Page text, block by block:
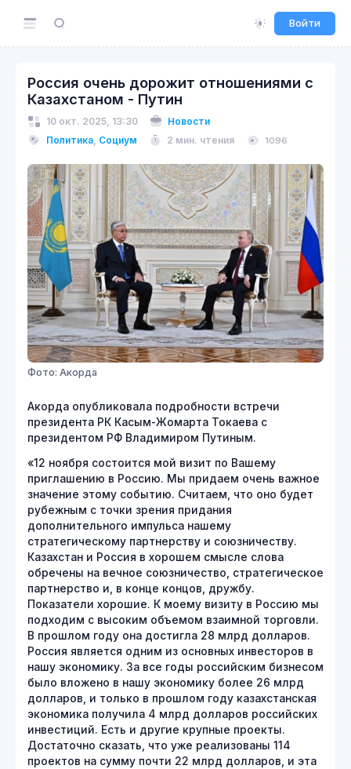
Войти
Россия очень дорожит отношениями с
Казахстаном - Путин
10 окт. 2025, 13:30
Новости
Политика, Социум 2 мин. чтения 1096
Фото: Акорда
Акорда опубликовала подробности встречи
президента РК Касым-Жомарта Токаева с
президентом РФ Владимиром Путиным.
«12 ноября состоится мой визит по Вашему
приглашению в Россию. Мы придаем очень важное
значение этому событию. Считаем, что оно будет
рубежным с точки зрения придания
дополнительного импульса нашему
стратегическому партнерству и союзничеству.
Казахстан и Россия в хорошем смысле слова
обречены на вечное союзничество, стратегическое
партнерство и, в конце концов, дружбу.
Показатели хорошие. К моему визиту в Россию мы
подходим с высоким объемом взаимной торговли.
В прошлом году она достигла 28 млрд долларов.
Россия является одним из основных инвесторов в
нашу экономику. За все годы российским бизнесом
было вложено в нашу экономику более 26 млрд
долларов, и только в прошлом году казахстанская
экономика получила 4 млрд долларов российских
инвестиций. Есть и другие крупные проекты.
Достаточно сказать, что уже реализованы 114
проектов на сумму почти 22 млрд долларов, и эта